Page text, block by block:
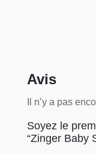
Avis
Il n’y a pas
Soyez le
“Zinger Baby